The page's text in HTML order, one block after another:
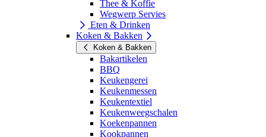
Thee & Koffie
Wegwerp Servies
Eten & Drinken
Koken & Bakken
Koken & Bakken
Bakartikelen
BBQ
Keukengerei
Keukenmessen
Keukentextiel
Keukenweegschalen
Koekenpannen
Kookpannen